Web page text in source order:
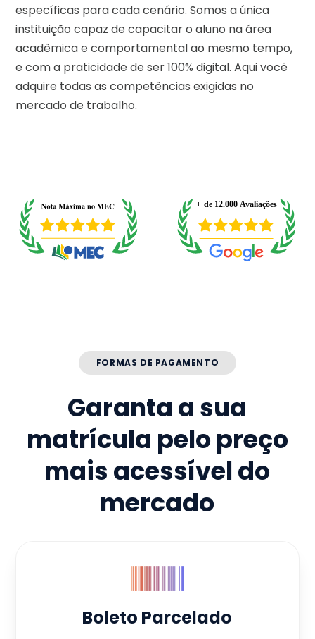
específicas para cada cenário. Somos a única
instituição capaz de capacitar o aluno na área
acadêmica e comportamental ao mesmo tempo,
e com a praticidade de ser 100% digital. Aqui você
adquire todas as competências exigidas no
mercado de trabalho.
FORMAS DE PAGAMENTO
Garanta a sua
matrícula pelo preço
mais acessível do
mercado
Boleto Parcelado